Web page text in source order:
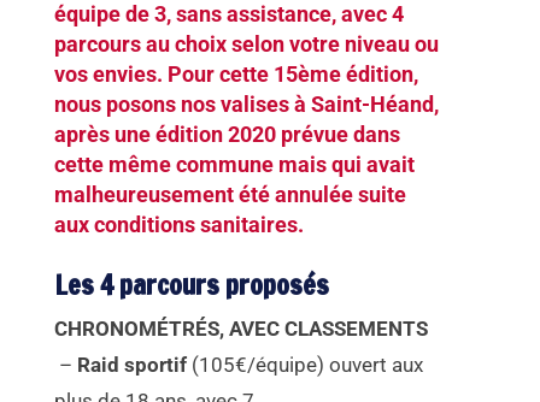
équipe de 3, sans assistance, avec 4
parcours au choix selon votre niveau ou
vos envies. Pour cette 15ème édition,
nous posons nos valises à Saint-Héand,
après une édition 2020 prévue dans
cette même commune mais qui avait
malheureusement été annulée suite
aux conditions sanitaires.
Les 4 parcours proposés
CHRONOMÉTRÉS, AVEC CLASSEMENTS
– Raid sportif (105€/équipe) ouvert aux